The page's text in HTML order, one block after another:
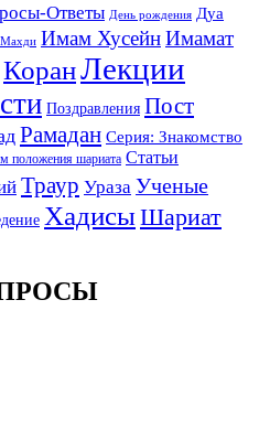
Ответы День рождения Дуа
Имам ХусейнИмамат
КоранЛекции
Поздравления Пост
Рамадан Серия: Знакомство
положения шариата Статьи
Траур Ураза Ученые
ХадисыШариат